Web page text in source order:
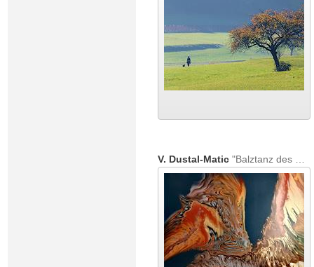
V. Dustal-Matic"Balztanz des Paradiesvogels vor Abendhimmel"